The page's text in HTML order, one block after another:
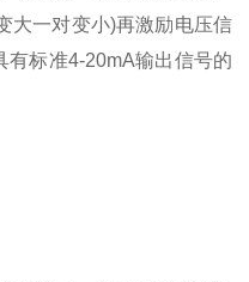
大一对变小)再激励电压信
标准4-20mA输出信号的